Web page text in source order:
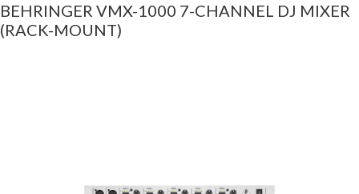
BEHRINGER VMX-1000 7-CHANNEL DJ MIXER
(RACK-MOUNT)